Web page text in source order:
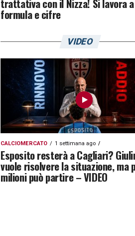
trattativa con il Nizza! Si lavora a
formula e cifre
VIDEO
CALCIOMERCATO 1 settimana ago
Esposito resterà a Cagliari?
vuole risolvere la situazione, ma
milioni può partire – VIDEO